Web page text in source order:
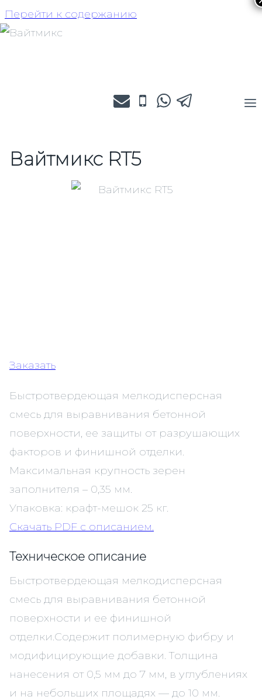
Перейти к содержанию
Вайтмикс RT5
Заказать
Быстротвердеющая мелкодисперсная
смесь для выравнивания бетонной
поверхности, ее защиты от разрушающих
факторов и финишной отделки.
Максимальная крупность зерен
заполнителя – 0,35 мм.
Упаковка: крафт-мешок 25 кг.
Скачать PDF c описанием.
Техническое описание
Быстротвердеющая мелкодисперсная
смесь для выравнивания бетонной
поверхности и ее финишной
отделки.Содержит полимерную фибру и
модифицирующие добавки. Толщина
нанесения от 0,5 мм до 7 мм, в углублениях
и на небольших площадях — до 10 мм.